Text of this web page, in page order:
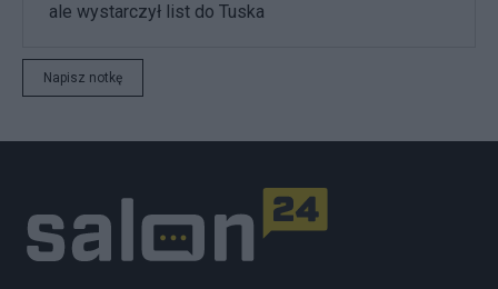
ale wystarczył list do Tuska
Napisz notkę